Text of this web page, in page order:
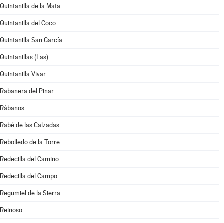
Quintanilla de la Mata
Quintanilla del Coco
Quintanilla San García
Quintanillas (Las)
Quintanilla Vivar
Rabanera del Pinar
Rábanos
Rabé de las Calzadas
Rebolledo de la Torre
Redecilla del Camino
Redecilla del Campo
Regumiel de la Sierra
Reinoso